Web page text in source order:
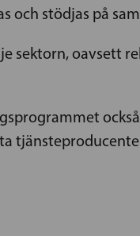
och stödjas på
sektorn, oavsett